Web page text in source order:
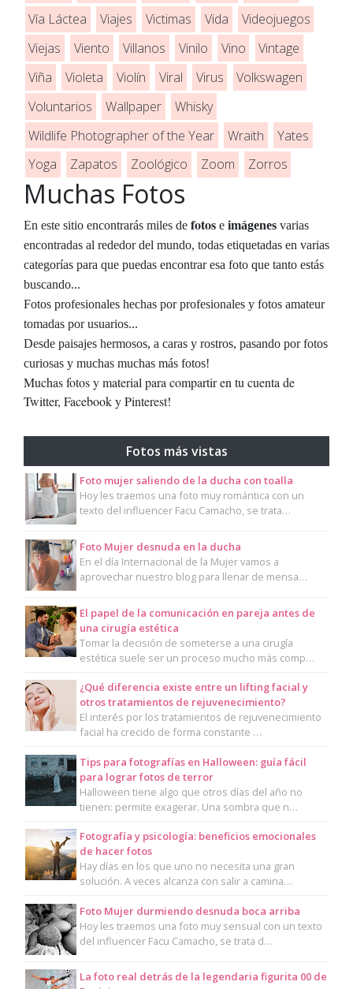
Vía Láctea
Viajes Victimas Vida
Videojuegos
Viejas
Viento Villanos Vinilo Vino
Vintage
Viña
Violeta Violín Viral Virus
Volkswagen
Voluntarios
Wallpaper
Whisky
Wildlife Photographer of the Year
Wraith
Yates
Yoga
Zapatos Zoológico Zoom Zorros
Muchas Fotos
En este sitio encontrarás miles de fotos e imágenes varias
encontradas al rededor del mundo, todas etiquetadas en varias
categorías para que puedas encontrar esa foto que tanto estás
buscando...
Fotos profesionales hechas por profesionales y fotos amateur
tomadas por usuarios...
Desde paisajes hermosos, a caras y rostros, pasando por fotos
curiosas y muchas muchas más fotos!
Muchas fotos y material para compartir en tu cuenta de
Twitter, Facebook y Pinterest!
Fotos más vistas
Foto mujer saliendo de la ducha con toalla
Hoy les traemos una foto muy romántica con un
texto del influencer Facu Camacho, se trata…
Foto Mujer desnuda en la ducha
En el día Internacional de la Mujer vamos a
aprovechar nuestro blog para llenar de mensa…
El papel de la comunicación en pareja antes de
una cirugía estética
Tomar la decisión de someterse a una cirugía
estética suele ser un proceso mucho más comp…
¿Qué diferencia existe entre un lifting facial y
otros tratamientos de rejuvenecimiento?
El interés por los tratamientos de rejuvenecimiento
facial ha crecido de forma constante …
Tips para fotografías en Halloween: guía fácil
para lograr fotos de terror
Halloween tiene algo que otros días del año no
tienen: permite exagerar. Una sombra que n…
Fotografía y psicología: beneficios emocionales
de hacer fotos
Hay días en los que uno no necesita una gran
solución. A veces alcanza con salir a camina…
Foto Mujer durmiendo desnuda boca arriba
Hoy les traemos una foto muy sensual con un texto
del influencer Facu Camacho, se trata d…
La foto real detrás de la legendaria figurita 00 de